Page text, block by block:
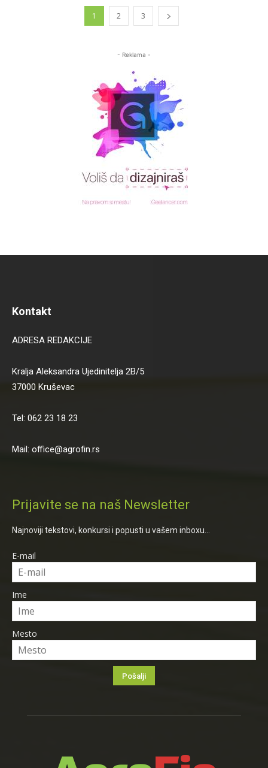
1 2 3
- Reklama -
Kontakt
ADRESA REDAKCIJE
Kralja Aleksandra Ujedinitelja 2B/5
37000 Kruševac
Tel: 062 23 18 23
Mail: office@agrofin.rs
Prijavite se na naš Newsletter
Najnoviji tekstovi, konkursi i popusti u vašem inboxu...
E-mail
Ime
Mesto